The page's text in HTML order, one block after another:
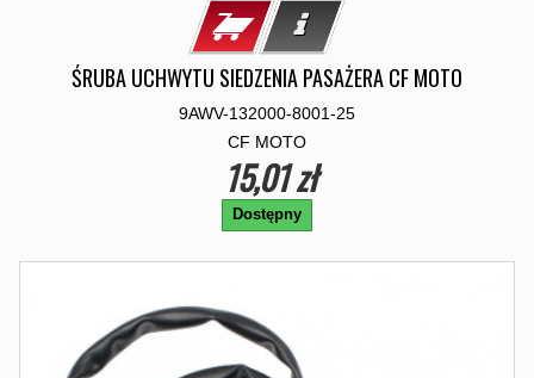
ŚRUBA UCHWYTU SIEDZENIA PASAŻERA CF MOTO
9AWV-132000-8001-25
CF MOTO
15,01 zł
Dostępny